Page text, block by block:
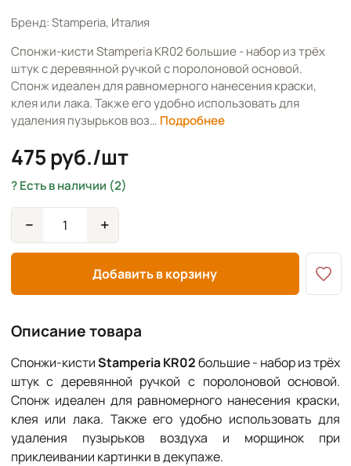
Бренд: Stamperia, Италия
Спонжи-кисти Stamperia KR02 большие - набор из трёх
штук с деревянной ручкой с поролоновой основой.
Спонж идеален для равномерного нанесения краски,
клея или лака. Также его удобно использовать для
удаления пузырьков воз… Подробнее
475 руб./шт
Есть в наличии (2)
− +
Добавить в корзину
Описание товара
Спонжи-кистиStamperia KR02большие - набор из трёх
штук с деревянной ручкой с поролоновой основой.
Спонж идеален для равномерного нанесения краски,
клея или лака. Также его удобно использовать для
удаления пузырьков воздуха и морщинок при
приклеивании картинки в декупаже.